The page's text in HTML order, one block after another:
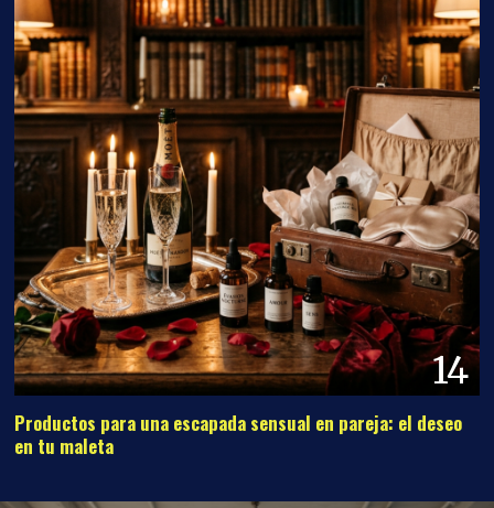
14
Productos para una escapada sensual en pareja: el deseo
en tu maleta